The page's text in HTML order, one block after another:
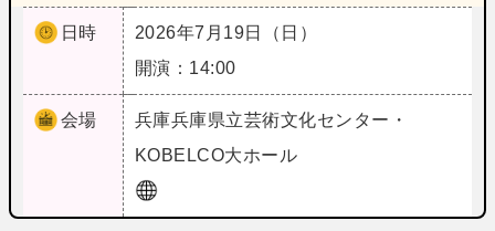
日時
2026年7月19日（日）
開演：14:00
会場 兵庫兵庫県立芸術文化センター・
KOBELCO大ホール